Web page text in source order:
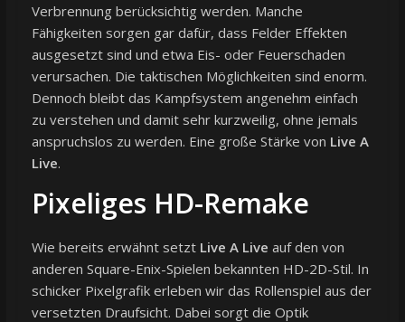
Verbrennung berücksichtig werden. Manche
Fähigkeiten sorgen gar dafür, dass Felder Effekten
ausgesetzt sind und etwa Eis- oder Feuerschaden
verursachen. Die taktischen Möglichkeiten sind enorm.
Dennoch bleibt das Kampfsystem angenehm einfach
zu verstehen und damit sehr kurzweilig, ohne jemals
anspruchslos zu werden. Eine große Stärke von Live A
Live.
Pixeliges HD-Remake
Wie bereits erwähnt setzt Live A Live auf den von
anderen Square-Enix-Spielen bekannten HD-2D-Stil. In
schicker Pixelgrafik erleben wir das Rollenspiel aus der
versetzten Draufsicht. Dabei sorgt die Optik